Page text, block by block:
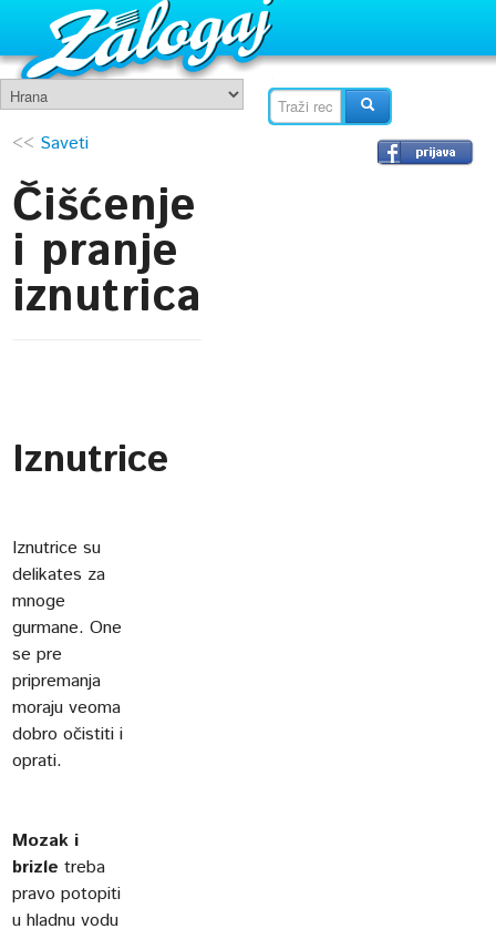
<< Saveti
Čišćenje
i pranje
iznutrica
Iznutrice
Iznutrice su
delikates za
mnoge
gurmane. One
se pre
pripremanja
moraju veoma
dobro očistiti i
oprati.
Mozak i
brizle treba
pravo potopiti
u hladnu vodu